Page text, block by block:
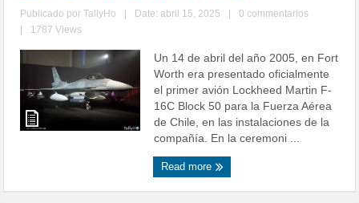
Publicado porTallyHo Date: abril 15, 2025
0 commentarios
1787 Views
Un 14 de abril del año 2005, en Fort
Worth era presentado oficialmente
el primer avión Lockheed Martin F-
16C Block 50 para la Fuerza Aérea
de Chile, en las instalaciones de la
compañía. En la ceremoni ...
Read more